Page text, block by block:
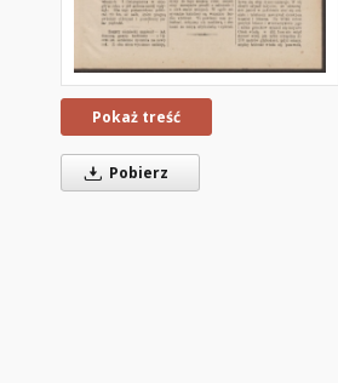
Pokaż treść
Pobierz